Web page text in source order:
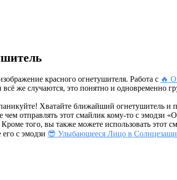
красного огнетушителя. Работа с 🔥
же случаются, это понятно и одновременно
Хватайте ближайший огнетушитель и
отправлять этот смайлик кому-то с эмодзи
того, вы также можете использовать этот
с эмодзи 😎 Улыбающееся Лицо в